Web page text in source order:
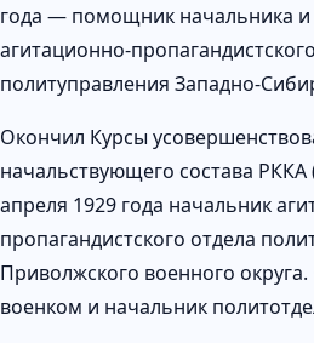
года — помощник начальника и
агитационно-
политуправления Западно-
Окончил Курсы
начальствующего состава РККА
апреля 1929 года начальник
пропагандистского отдела
Приволжского военного
военком и начальник